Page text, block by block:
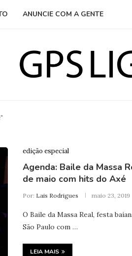
ANUNCIE COM A GENTE
edição especial
Agenda: Baile da Massa
de maio com hits do Axé
Por: Lais Rodrigues maio 23, 2019
O Baile da Massa Real, festa
São Paulo com …
LEIA MAIS